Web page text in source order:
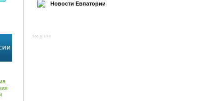
Новости Евпатории
Social Like